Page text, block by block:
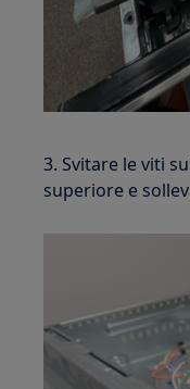
3. Svitare le viti
superiore e